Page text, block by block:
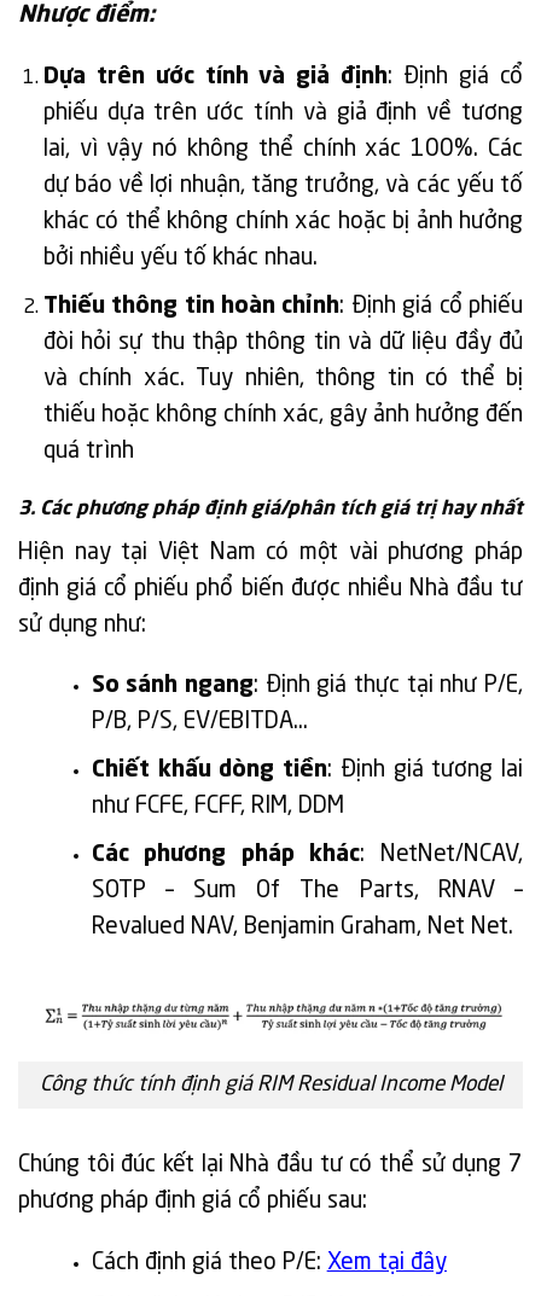
Nhược điểm:
Dựa trên ước tính và giả định: Định giá cổ
phiếu dựa trên ước tính và giả định về tương
lai, vì vậy nó không thể chính xác 100%. Các
dự báo về lợi nhuận, tăng trưởng, và các yếu tố
khác có thể không chính xác hoặc bị ảnh hưởng
bởi nhiều yếu tố khác nhau.
Thiếu thông tin hoàn chỉnh: Định giá cổ phiếu
đòi hỏi sự thu thập thông tin và dữ liệu đầy đủ
và chính xác. Tuy nhiên, thông tin có thể bị
thiếu hoặc không chính xác, gây ảnh hưởng đến
quá trình
3. Các phương pháp định giá/phân tích giá trị hay nhất
Hiện nay tại Việt Nam có một vài phương pháp
định giá cổ phiếu phổ biến được nhiều Nhà đầu tư
sử dụng như:
So sánh ngang: Định giá thực tại như P/E,
P/B, P/S, EV/EBITDA…
Chiết khấu dòng tiền: Định giá tương lai
như FCFE, FCFF, RIM, DDM
Các phương pháp khác: NetNet/NCAV,
SOTP – Sum Of The Parts, RNAV –
Revalued NAV, Benjamin Graham, Net Net.
Công thức tính định giá RIM Residual Income Model
Chúng tôi đúc kết lại Nhà đầu tư có thể sử dụng 7
phương pháp định giá cổ phiếu sau:
Cách định giá theo P/E: Xem tại đây